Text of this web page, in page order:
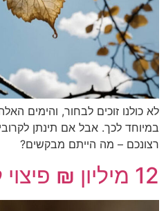
לא כולנו זוכים לבחור, והימים
במיוחד לכך. אבל אם תינתן
רצונכם – מה הייתם מבקשים?
12 מיליון ₪ פיצוי לציבור